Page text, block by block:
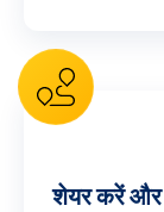
शेयर करें